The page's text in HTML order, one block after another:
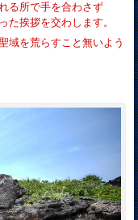
る所で手を合わさず
た挨拶を交わします。
域を荒らすこと無いよう